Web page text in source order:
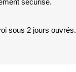
sécurisé.
sous 2 jours ouvrés.